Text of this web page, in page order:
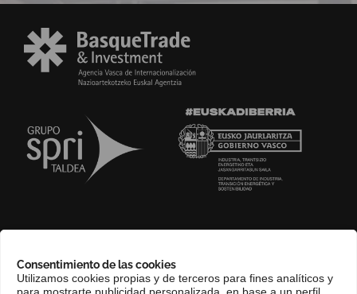
Consentimiento de las cookies
Utilizamos cookies propias y de terceros para fines analíticos y
COMPLIANCE CHANNEL